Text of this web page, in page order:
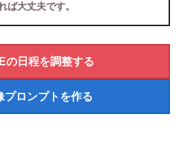
ば大丈夫です。
の日程を調整する
プロンプトを作る